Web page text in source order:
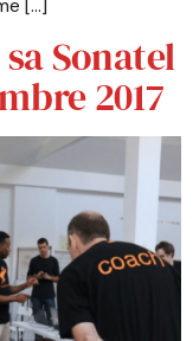
[…]
Sonatel
2017